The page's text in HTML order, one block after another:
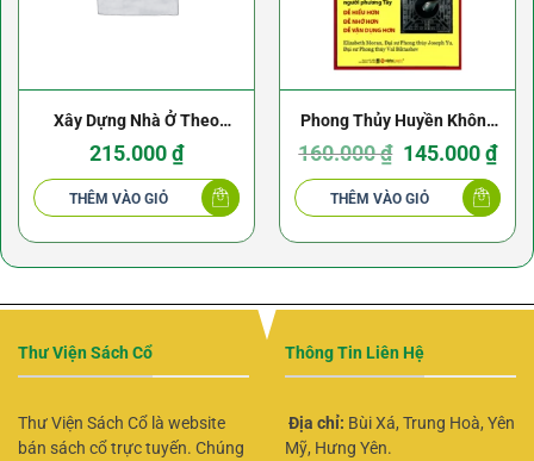
Xây Dựng Nhà Ở Theo
Phong Thủy – Trần Văn
Tam
215.000₫
THÊM VÀO GIỎ
Phong Thủy Huyền Không
Phi Tinh – Elizabeth Moran
160.000₫ Giá
gốc
160.000 ₫.
145.000₫Giá
hiện
là:
THÊM VÀO GIỎ
Thư Viện Sách Cổ
Thư Viện Sách Cổ là website
bán sách cổ trực tuyến. Chúng
Thông Tin Liên Hệ
Địa chỉ: Bùi Xá, Trung Hoà, Yên
Mỹ, Hưng Yên.